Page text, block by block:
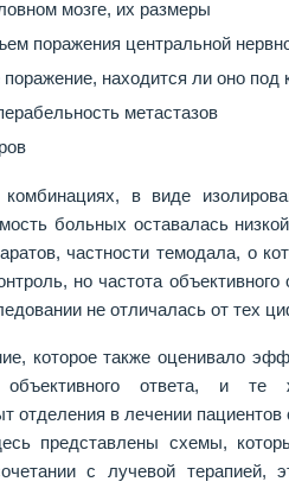
мозге, их размеры
поражения центральной
поражение, находится ли оно
метастазов
в виде
больных оставалась
частности темодала, о
но частота
не отличалась от тех
которое также оценивало
ответа, и те
отделения в лечении
представлены схемы,
с лучевой терапией,